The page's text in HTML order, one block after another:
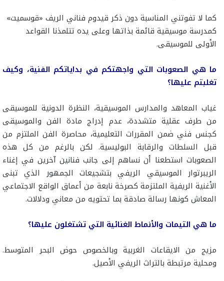
كما لا تفوتني المناسبة دون ذكر قيدوم فناني الريف «قوسميت»
كمدرسة موسيقية قائمة بذاتها وعلى يده تتلمذنا القواعد
الأولى للموسيقى.
ما هي الصعوبات التي واجهتكم في بداياتكم الفنية، وكيف
تغلبتم عليها؟
غياب المعاهد والمدارس الموسيقية، النظرة الدونية للموسيقى
من طرف عقلية متشددة، عدم إدراج مادة الفن والموسيقى
كجنس فني ضمن المقررات التعليمية، محاصرة الفن الملتزم من
قبل السلطات والرقابة البوليسية. لكن بالرغم من كل هذه
الصعوبات استطعنا أن نساهم إلى جانب فنانين آخرين في إغناء
الريبرتوار الموسيقي الريفي بتشجيعات الجمهور الذي تبنى
الأغنية الريفية الملتزمة كصرخة نابعة من أعماق الواقع الاجتماعي
المعاش كونها رسالة صادقة بما تحتويه من معاني ودلالات.
ما هي التيمات والأنماط الغنائية التي تشتغلون عليها؟
مزيج من الايقاعات الغربية وبالخصوص حوض البحر المتوسط.
ومحلية مرتبطة بالتراث الريفي الأصيل.